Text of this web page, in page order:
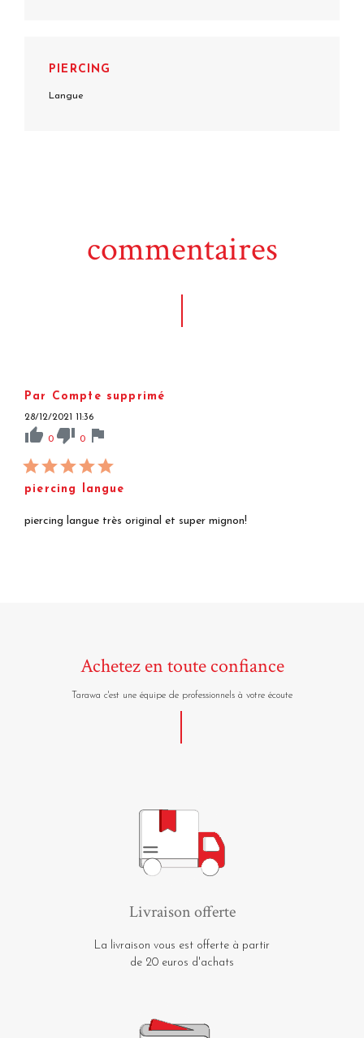
PIERCING
Langue
commentaires
Par Compte supprimé
28/12/2021 11:36
thumb_up 0 thumb_down 0 flag
piercing langue
piercing langue très original et super mignon!
Achetez en toute confiance
Tarawa c'est une équipe de professionnels à votre écoute
Livraison offerte
La livraison vous est offerte à partir
de 20 euros d'achats